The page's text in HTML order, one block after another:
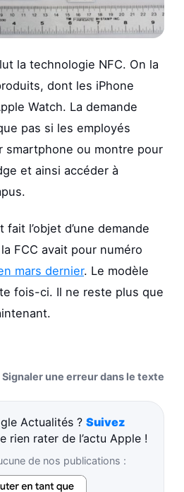
la technologie NFC. On la
dont les iPhone
Watch. La demande
pas si les employés
smartphone ou montre pour
et ainsi accéder à
l’objet d’une demande
FCC avait pour numéro
mars dernier. Le modèle
fois-ci. Il ne reste plus que
Signaler une erreur dans le texte
Actualités ? Suivez
rien rater de l’actu Apple !
de nos publications :